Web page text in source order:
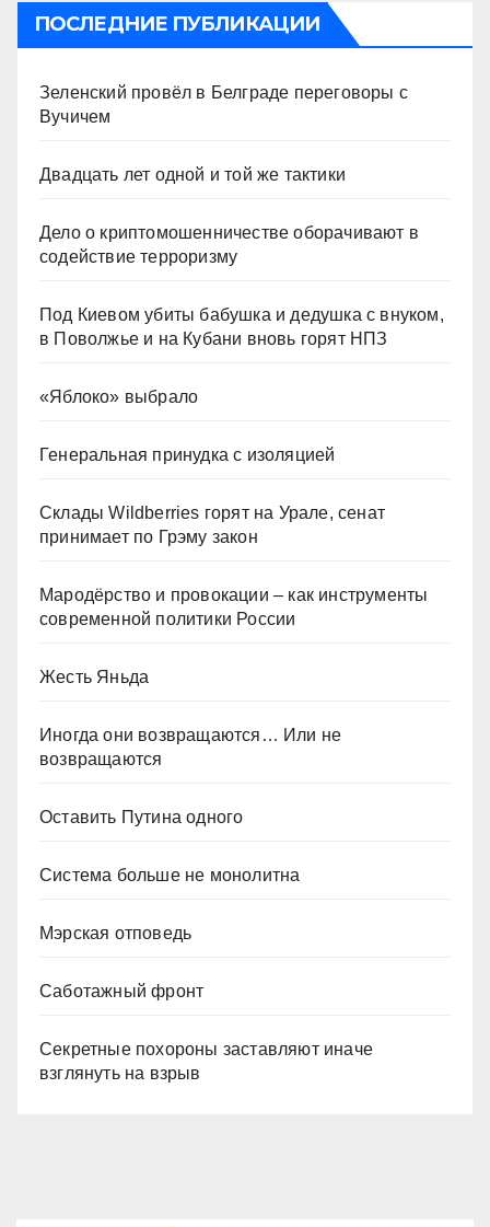
ПОСЛЕДНИЕ ПУБЛИКАЦИИ
Зеленский провёл в Белграде переговоры с
Вучичем
Двадцать лет одной и той же тактики
Дело о криптомошенничестве оборачивают в
содействие терроризму
Под Киевом убиты бабушка и дедушка с внуком,
в Поволжье и на Кубани вновь горят НПЗ
«Яблоко» выбрало
Генеральная принудка с изоляцией
Склады Wildberries горят на Урале, сенат
принимает по Грэму закон
Мародёрство и провокации – как инструменты
современной политики России
Жесть Яньда
Иногда они возвращаются… Или не
возвращаются
Оставить Путина одного
Система больше не монолитна
Мэрская отповедь
Саботажный фронт
Секретные похороны заставляют иначе
взглянуть на взрыв